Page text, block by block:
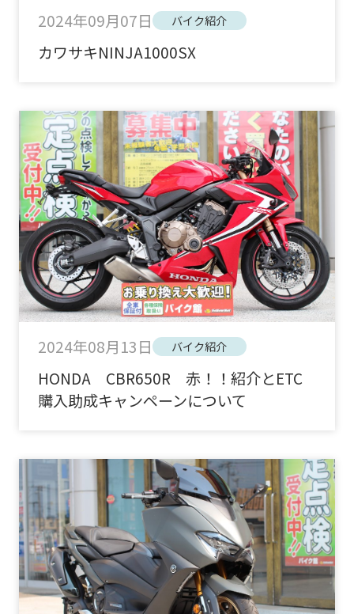
2024年09月07日 バイク紹介
カワサキNINJA1000SX
2024年08月13日 バイク紹介
HONDA CBR650R 赤！！紹介とETC
購入助成キャンペーンについて